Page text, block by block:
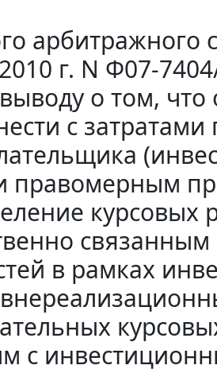
арбитражного
г. N Ф07-
о том, что
с
правомерным
курсовых
связанным
в рамках
с